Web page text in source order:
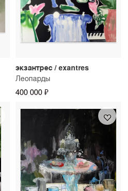
экзантрес / exantres
Леопарды
400 000 ₽